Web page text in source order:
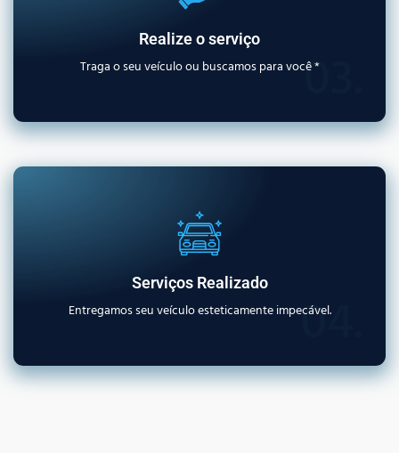
Realize o serviço
Traga o seu veículo ou buscamos para você *
03.
Serviços Realizado
Entregamos seu veículo esteticamente impecável.
04.